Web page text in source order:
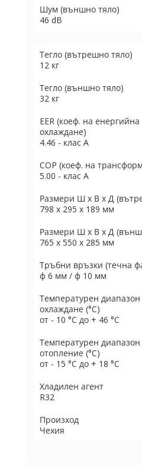
Шум (външно тяло)
46 dB
Тегло (вътрешно тяло)
12 кг
Тегло (външно тяло)
32 кг
EER (коеф. на
охлаждане)
4.46 - клас А
COP (коеф. на
5.00 - клас А
Размери Ш х В х Д
798 x 295 x 189 мм
Размери Ш х В х Д
765 x 550 x 285 мм
Тръбни връзки (течна
ф 6 мм / ф 10 мм
Температурен
охлаждане (°C)
от - 10 °C до + 46 °C
Температурен
отопление (°C)
от - 15 °C до + 18 °C
Хладилен агент
R32
Произход
Чехия